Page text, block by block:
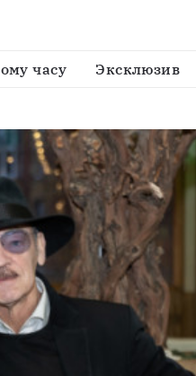
часу Эксклюзив